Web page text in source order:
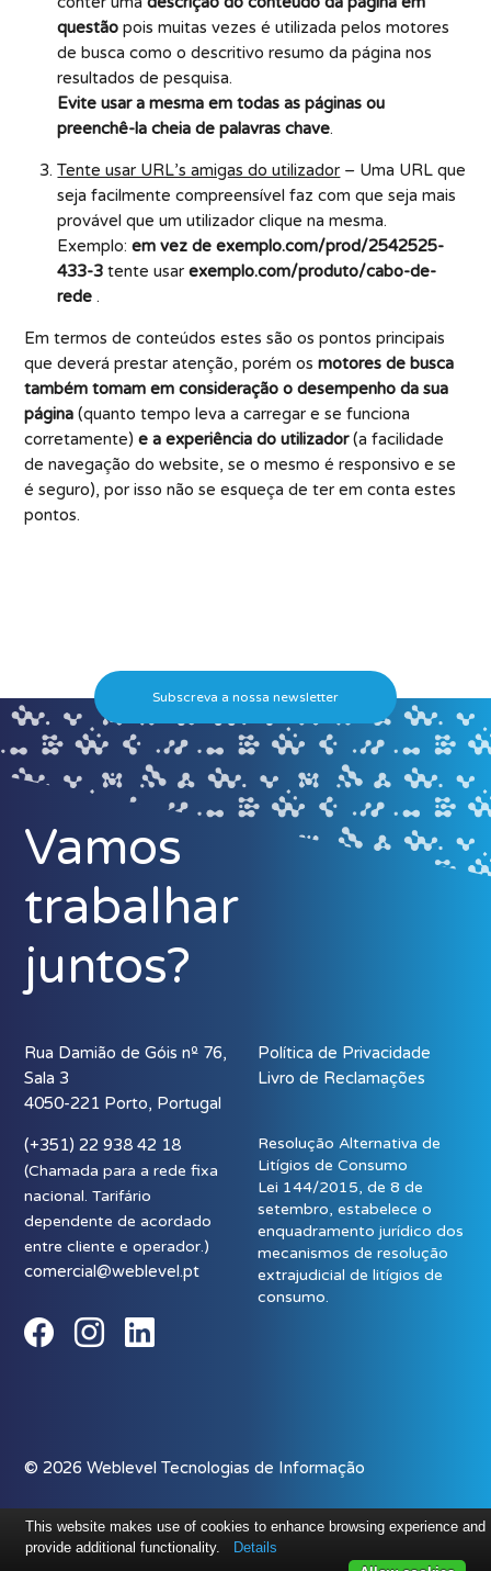
questão pois muitas vezes é utilizada pelos motores
de busca como o descritivo resumo da página nos
resultados de pesquisa.
Evite usar a mesma em todas as páginas ou
preenchê-la cheia de palavras chave.
Tente usar URL’s amigas do utilizador – Uma URL que
seja facilmente compreensível faz com que seja mais
provável que um utilizador clique na mesma.
Exemplo:em vez de exemplo.com/prod/2542525-
433-3 tente usarexemplo.com/produto/cabo-de-
rede.
Em termos de conteúdos estes são os pontos principais
que deverá prestar atenção, porém osmotores de busca
também tomam em consideração o desempenho da sua
página (quanto tempo leva a carregar e se funciona
corretamente)e a experiência do utilizador(a facilidade
de navegação do website, se o mesmo é responsivo e se
é seguro), por isso não se esqueça de ter em conta estes
pontos.
Subscreva a nossa newsletter
Vamos
trabalhar
juntos?
Rua Damião de Góis nº 76,
Sala 3
4050-221 Porto, Portugal
(+351) 22 938 42 18
(Chamada para a rede fixa
nacional. Tarifário
dependente de acordado
entre cliente e operador.)
comercial@weblevel.pt
Política de Privacidade
Livro de Reclamações
Resolução Alternativa de
Litígios de Consumo
Lei 144/2015, de 8 de
setembro, estabelece o
enquadramento jurídico dos
mecanismos de resolução
extrajudicial de litígios de
consumo.
© 2026 Weblevel Tecnologias de Informação
This website makes use of cookies to enhance browsing experience and
provide additional functionality.
Details